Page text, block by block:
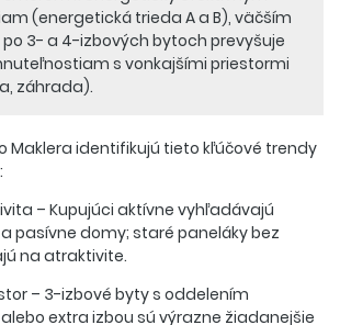
(energetická trieda A a B), väčším
3- a 4-izbových bytoch prevyšuje
s vonkajšími priestormi
záhrada).
Maklera identifikujú tieto kľúčové trendy
– Kupujúci aktívne vyhľadávajú
pasívne domy; staré paneláky bez
na atraktivite.
– 3-izbové byty s oddelením
extra izbou sú výrazne žiadanejšie